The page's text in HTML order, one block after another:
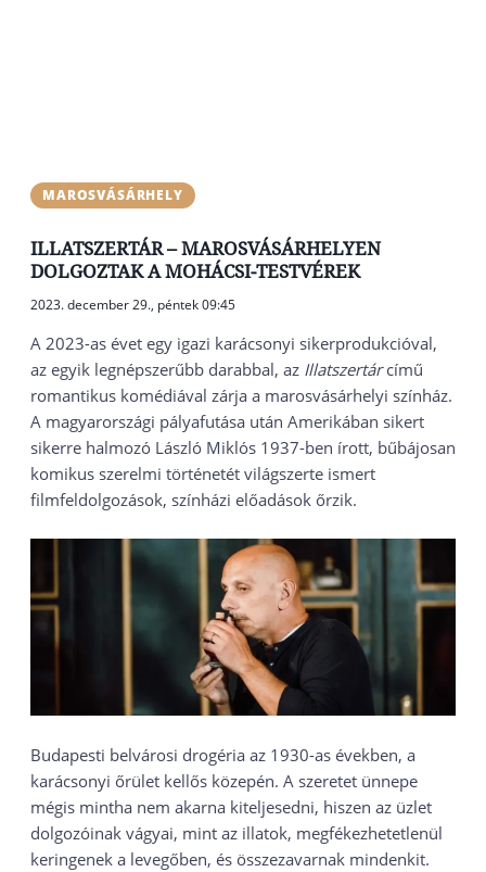
MAROSVÁSÁRHELY
ILLATSZERTÁR – MAROSVÁSÁRHELYEN
DOLGOZTAK A MOHÁCSI-TESTVÉREK
2023. december 29., péntek 09:45
A 2023-as évet egy igazi karácsonyi sikerprodukcióval,
az egyik legnépszerűbb darabbal, az Illatszertárcímű
romantikus komédiával zárja a marosvásárhelyi színház.
A magyarországi pályafutása után Amerikában sikert
sikerre halmozó László Miklós 1937-ben írott, bűbájosan
komikus szerelmi történetét világszerte ismert
filmfeldolgozások, színházi előadások őrzik.
Budapesti belvárosi drogéria az 1930-as években, a
karácsonyi őrület kellős közepén. A szeretet ünnepe
mégis mintha nem akarna kiteljesedni, hiszen az üzlet
dolgozóinak vágyai, mint az illatok, megfékezhetetlenül
keringenek a levegőben, és összezavarnak mindenkit.